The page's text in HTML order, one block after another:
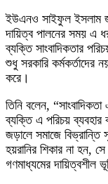
ইউএনও সাইফুল ইসলাম জয়
দায়িত্ব পালনের সময় এ
ব্যক্তি সাংবাদিকতার
শুধু সরকারি কর্মকর্তাদের
করে।
তিনি বলেন,
ব্যক্তি এ পরিচয় ব্যবহার
জড়ালে সমাজে বিভ্রান্তি
হয়রানির শিকার না হন,
গণমাধ্যমের দায়িত্বশীল